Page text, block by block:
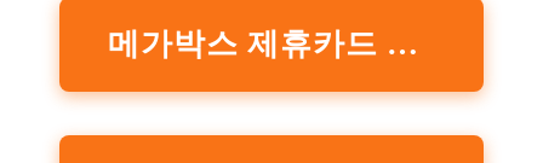
메가박스 제휴카드 할인 공식홈페이지 확인하기